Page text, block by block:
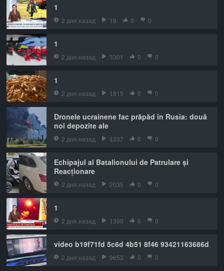
1
2 дня назад 19 0 0
1
2 дня назад 3301 0 0
1
2 дня назад 1815 0 0
Dronele ucrainene fac prăpăd în Rusia: două
noi depozite ale
2 дня назад 4337 0 0
Echipajul al Batalionului de Patrulare și
Reacționare
2 дня назад 2035 0 0
1
2 дня назад 1390 0 0
video b19f71fd 5c6d 4b51 8f46 93421163686d
2 дня назад 9653 0 0